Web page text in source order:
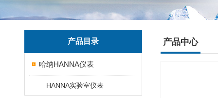
产品目录
哈纳HANNA仪表
HANNA实验室仪表
产品中心